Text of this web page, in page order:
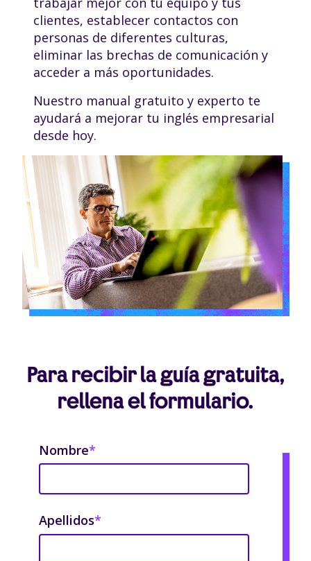
clientes, establecer contactos con
personas de diferentes culturas,
eliminar las brechas de comunicación y
acceder a más oportunidades.
Nuestro manual gratuito y experto te
ayudará a mejorar tu inglés empresarial
desde hoy.
Para recibir la guía gratuita,
rellena el formulario.
Nombre*
Apellidos*